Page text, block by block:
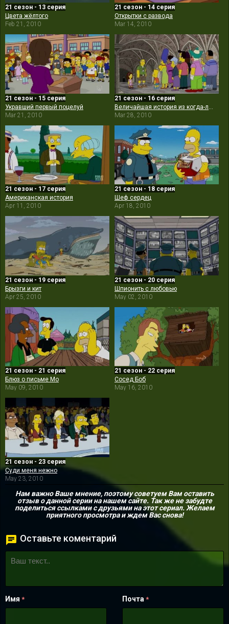
21 сезон - 13 серия
Цвета жёлтого
Feb 21, 2010
21 сезон - 14 серия
Открытки с развода
Mar 14, 2010
21 сезон - 15 серия
Укравший первый поцелуй
Mar 21, 2010
21 сезон - 16 серия
Mar 28, 2010
21 сезон - 17 серия
Американская история
Apr 11, 2010
21 сезон - 18 серия
Шеф сердец
Apr 18, 2010
21 сезон - 19 серия
Брызги и кит
Apr 25, 2010
21 сезон - 20 серия
Шпионить с любовью
May 02, 2010
21 сезон - 21 серия
Блюз о письме Мо
May 09, 2010
21 сезон - 22 серия
Сосед Боб
May 16, 2010
21 сезон - 23 серия
Суди меня нежно
May 23, 2010
Нам важно Ваше мнение, поэтому советуем Вам оставить
отзыв о данной серии на нашем сайте. Так же не забудте
поделиться ссылками с друзьями на этот сериал. Желаем
приятного просмотра и ждем Вас снова!
Оставьте коментарий
Имя * Почта *